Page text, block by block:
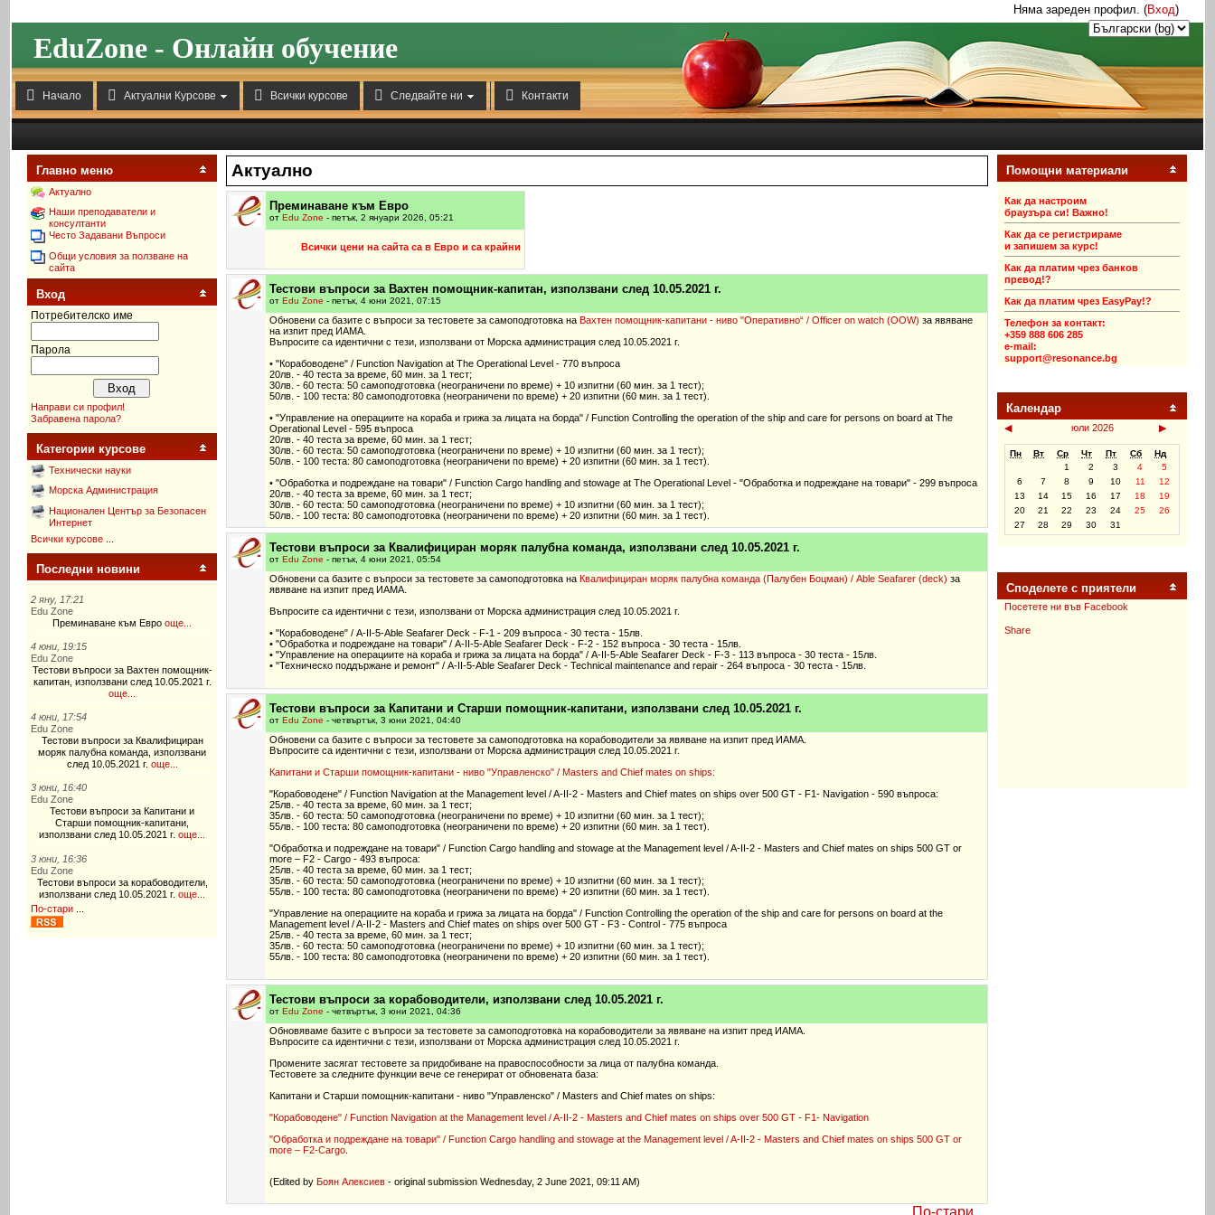
 Начало  Актуални Курсове  Всички курсове  Следвайте ни  Контакти
Няма зареден профил. (Вход)
EduZone - Онлайн обучение
Главно меню
Актуално
Наши преподаватели и
консултанти
Често Задавани Въпроси
Общи условия за ползване на
сайта
Вход
Потребителско име
Парола
Направи си профил!
Забравена парола?
Категории курсове
Технически науки
Морска Администрация
Национален Център за Безопасен
Интернет
Всички курсове
Последни новини
2 яну, 17:21
Edu Zone
Преминаване към Еврооще...
4 юни, 19:15
Edu Zone
Тестови въпроси за Вахтен помощник-
капитан, използвани след 10.05.2021 г.
още...
4 юни, 17:54
Edu Zone
Тестови въпроси за Квалифициран
моряк палубна команда, използвани
след 10.05.2021 г. още...
3 юни, 16:40
Edu Zone
Тестови въпроси за Капитани и
Старши помощник-капитани,
използвани след 10.05.2021 г.още...
3 юни, 16:36
Edu Zone
Тестови въпроси за корабоводители,
използвани след 10.05.2021 г.още...
По-стари
Актуално
Преминаване към Евро
отEdu Zone - петък, 2 януари 2026, 05:21
Всички цени на сайта са в Евро и са крайни
Тестови въпроси за Вахтен помощник-капитан, използвани след 10.05.2021 г.
отEdu Zone - петък, 4 юни 2021, 07:15
Обновени са базите с въпроси за тестовете за самоподготовка наВахтен помощник-капитани - ниво "Оперативно“ / Officer on watch (OOW)за явяване
на изпит пред ИАМА.
Въпросите са идентични с тези, използвани от Морска администрация след 10.05.2021 г.
• "Корабоводене" / Function Navigation at The Operational Level - 770 въпроса
20лв. - 40 теста за време, 60 мин. за 1 тест;
30лв. - 60 теста: 50 самоподготовка (неограничени по време) + 10 изпитни (60 мин. за 1 тест);
50лв. - 100 теста: 80 самоподготовка (неограничени по време) + 20 изпитни (60 мин. за 1 тест).
• "Управление на операциите на кораба и грижа за лицата на борда" / Function Controlling the operation of the ship and care for persons on board at The
Operational Level - 595 въпроса
20лв. - 40 теста за време, 60 мин. за 1 тест;
30лв. - 60 теста: 50 самоподготовка (неограничени по време) + 10 изпитни (60 мин. за 1 тест);
50лв. - 100 теста: 80 самоподготовка (неограничени по време) + 20 изпитни (60 мин. за 1 тест).
• "Обработка и подреждане на товари" / Function Cargo handling and stowage at The Operational Level - "Обработка и подреждане на товари" - 299 въпроса
20лв. - 40 теста за време, 60 мин. за 1 тест;
30лв. - 60 теста: 50 самоподготовка (неограничени по време) + 10 изпитни (60 мин. за 1 тест);
50лв. - 100 теста: 80 самоподготовка (неограничени по време) + 20 изпитни (60 мин. за 1 тест).
Тестови въпроси за Квалифициран моряк палубна команда, използвани след 10.05.2021 г.
отEdu Zone - петък, 4 юни 2021, 05:54
Обновени са базите с въпроси за тестовете за самоподготовка наКвалифициран моряк палубна команда (Палубен Боцман) / Able Seafarer (deck) за
явяване на изпит пред ИАМА.
Въпросите са идентични с тези, използвани от Морска администрация след 10.05.2021 г.
• "Корабоводене" / A-II-5-Able Seafarer Deck - F-1 - 209 въпроса - 30 теста - 15лв.
• "Обработка и подреждане на товари" / A-II-5-Able Seafarer Deck - F-2 - 152 въпроса - 30 теста - 15лв.
• "Управление на операциите на кораба и грижа за лицата на борда" / A-II-5-Able Seafarer Deck - F-3 - 113 въпроса - 30 теста - 15лв.
• "Техническо поддържане и ремонт" / A-II-5-Able Seafarer Deck - Technical maintenance and repair - 264 въпроса - 30 теста - 15лв.
Тестови въпроси за Капитани и Старши помощник-капитани, използвани след 10.05.2021 г.
отEdu Zone - четвъртък, 3 юни 2021, 04:40
Обновени са базите с въпроси за тестовете за самоподготовка на корабоводители за явяване на изпит пред ИАМА.
Въпросите са идентични с тези, използвани от Морска администрация след 10.05.2021 г.
Капитани и Старши помощник-капитани - ниво "Управленско" / Masters and Chief mates on ships:
"Корабоводене" / Function Navigation at the Management level / A-II-2 - Masters and Chief mates on ships over 500 GT - F1- Navigation - 590 въпроса:
25лв. - 40 теста за време, 60 мин. за 1 тест;
35лв. - 60 теста: 50 самоподготовка (неограничени по време) + 10 изпитни (60 мин. за 1 тест);
55лв. - 100 теста: 80 самоподготовка (неограничени по време) + 20 изпитни (60 мин. за 1 тест).
"Обработка и подреждане на товари" / Function Cargo handling and stowage at the Management level / A-II-2 - Masters and Chief mates on ships 500 GT or
more – F2 - Cargo - 493 въпроса:
25лв. - 40 теста за време, 60 мин. за 1 тест;
35лв. - 60 теста: 50 самоподготовка (неограничени по време) + 10 изпитни (60 мин. за 1 тест);
55лв. - 100 теста: 80 самоподготовка (неограничени по време) + 20 изпитни (60 мин. за 1 тест).
"Управление на операциите на кораба и грижа за лицата на борда" / Function Controlling the operation of the ship and care for persons on board at the
Management level / A-II-2 - Masters and Chief mates on ships over 500 GT - F3 - Control - 775 въпроса
25лв. - 40 теста за време, 60 мин. за 1 тест;
35лв. - 60 теста: 50 самоподготовка (неограничени по време) + 10 изпитни (60 мин. за 1 тест);
55лв. - 100 теста: 80 самоподготовка (неограничени по време) + 20 изпитни (60 мин. за 1 тест).
Тестови въпроси за корабоводители, използвани след 10.05.2021 г.
отEdu Zone - четвъртък, 3 юни 2021, 04:36
Обновяваме базите с въпроси за тестовете за самоподготовка на корабоводители за явяване на изпит пред ИАМА.
Въпросите са идентични с тези, използвани от Морска администрация след 10.05.2021 г.
Промените засягат тестовете за придобиване на правоспособности за лица от палубна команда.
Тестовете за следните функции вече се генерират от обновената база:
Капитани и Старши помощник-капитани - ниво "Управленско" / Masters and Chief mates on ships:
"Корабоводене" / Function Navigation at the Management level / A-II-2 - Masters and Chief mates on ships over 500 GT - F1- Navigation
"Обработка и подреждане на товари" / Function Cargo handling and stowage at the Management level / A-II-2 - Masters and Chief mates on ships 500 GT or
more – F2-Cargo
(Edited byБоян Алексиев - original submission Wednesday, 2 June 2021, 09:11 AM)
По-стари
Помощни материали
Как да настроим
браузъра си! Важно!
Как да се регистрираме
и запишем за курс!
Как да платим чрез банков
превод!?
Как да платим чрез EasyPay!?
Телeфон за контакт:
+359888 606 285
e-mail:
support@resonance.bg
Календар
◀ юли 2026 ▶
Пн Вт Ср Чт Пт Сб
Нд
1
2 3 4
5
6
7 8 9 10 11
12
13
14 15 16 17 18
19
20
21 22 23 24 25
26
27
28 29 30 31
Споделете с приятели
Посетете ни във Facebook
Share